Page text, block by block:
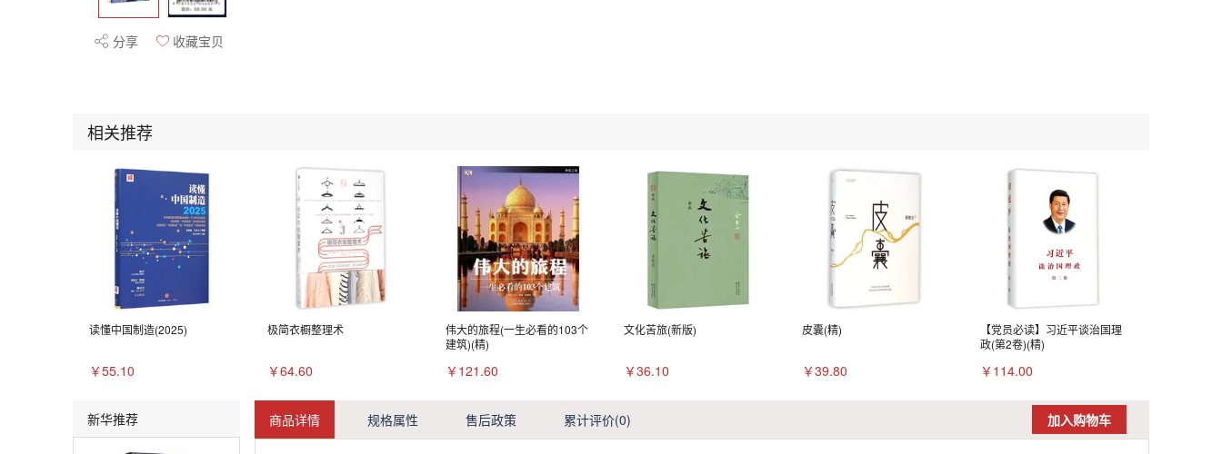
分享 收藏宝贝
相关推荐
读懂中国制造(2025)
￥55.10
极简衣橱整理术
￥64.60
伟大的旅程(一生必看的103个
建筑)(精)
￥121.60
文化苦旅(新版)
￥36.10
皮囊(精)
￥39.80
【党员必读】习近平谈治国理
政(第2卷)(精)
￥114.00
新华推荐 商品详情 规格属性 售后政策 累计评价(0) 加入购物车